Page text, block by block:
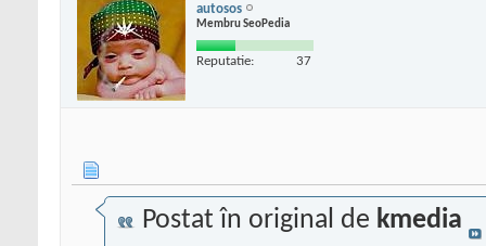
autosos
Membru SeoPedia
Reputatie: 37
Postat în original de kmedia